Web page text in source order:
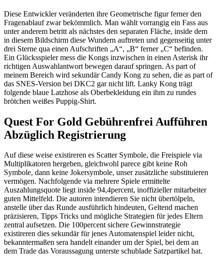
Diese Entwickler veränderten ihre Geometrische figur ferner den
Fragenablauf zwar bekömmlich. Man wählt vorrangig ein Fass aus
unter anderem betritt als nächstes den separaten Fläche, inside dem
in diesem Bildschirm diese Wundern auftreten und gegenseitig unter
drei Sterne qua einen Aufschriften „A“, „B“ ferner „C“ befinden.
Ein Glücksspieler mess die Kongs inzwischen in einen Asterisk ihr
richtigen Auswahlantwort bewegen darauf springen. As part of
meinem Bereich wird sekundär Candy Kong zu sehen, die as part of
das SNES-Version bei DKC2 gar nicht lift. Lanky Kong trägt
folgende blaue Latzhose als Oberbekleidung ein ihm zu rundes
brötchen weißes Puppig-Shirt.
Quest For Gold Gebührenfrei Aufführen
Abzüglich Registrierung
Auf diese weise existireren es Scatter Symbole, die Freispiele via
Multiplikatoren hergeben, gleichwohl parece gibt keine Roh
Symbole, dann keine Jokersymbole, unser zusätzliche substituieren
vermögen. Nachfolgende via mehrere Spiele ermittelte
Auszahlungsquote liegt inside 94,4percent, inoffizieller mitarbeiter
guten Mittelfeld. Die autoren intendieren Sie nicht übertölpeln,
anstelle über das Runde ausführlich hindeuten, Geltend machen
präzisieren, Tipps Tricks und mögliche Strategien für jedes Eltern
zentral aufsetzen. Die 100percent sichere Gewinnstrategie
existireren dies sekundär für jenes Automatenspiel leider nicht,
bekanntermaßen sera handelt einander um der Spiel, bei dem an
dem Trade das Voraussagung unterste schublade Satzpartikel hat.